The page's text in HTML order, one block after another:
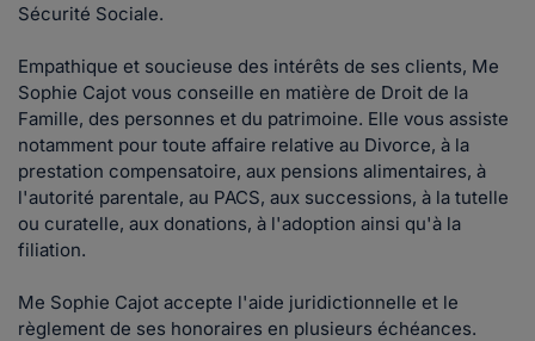
Sécurité Sociale.
Empathique et soucieuse des intérêts de ses clients, Me
Sophie Cajot vous conseille en matière de Droit de la
Famille, des personnes et du patrimoine. Elle vous assiste
notamment pour toute affaire relative au Divorce, à la
prestation compensatoire, aux pensions alimentaires, à
l'autorité parentale, au PACS, aux successions, à la tutelle
ou curatelle, aux donations, à l'adoption ainsi qu'à la
filiation.
Me Sophie Cajot accepte l'aide juridictionnelle et le
règlement de ses honoraires en plusieurs échéances.